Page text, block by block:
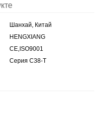
Шанхай, Китай
HENGXIANG
CE,ISO9001
Серия С38-Т